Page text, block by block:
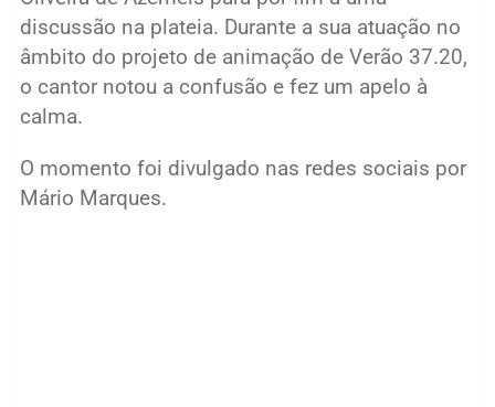
discussão na plateia. Durante a sua atuação no
âmbito do projeto de animação de Verão 37.20,
o cantor notou a confusão e fez um apelo à
calma.
O momento foi divulgado nas redes sociais por
Mário Marques.